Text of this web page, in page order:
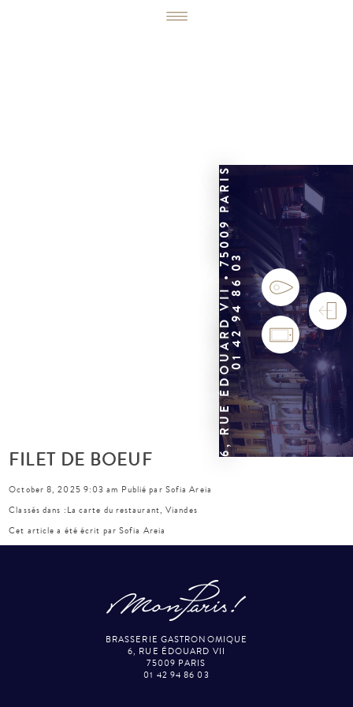
6, RUE ÉDOUARD VII • 75009 PARIS01 42 94 86 03
FILET DE BOEUF
October 8, 2025 9:03 am Publié par Sofia Areia
Classés dans : La carte du restaurant,Viandes
Cet article a été écrit par Sofia Areia
BRASSERIE GASTRONOMIQUE
6, RUE ÉDOUARD VII
75009 PARIS
01 42 94 86 03